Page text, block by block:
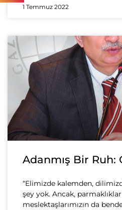
1 Temmuz 2022
Adanmış Bir Ruh:
“Elimizde kalemden,
şey yok. Ancak,
meslektaşlarımızın da